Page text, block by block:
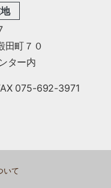
田町７０
ター内
075-692-3971
いて